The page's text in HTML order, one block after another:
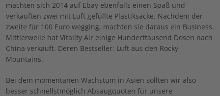
machten sich 2014 auf Ebay ebenfalls einen Spaß und
verkauften zwei mit Luft gefüllte Plastiksäcke. Nachdem der
zweite für 100 Euro wegging, machten sie daraus ein Business.
Mittlerweile hat Vitality Air einige Hunderttausend Dosen nach
China verkauft. Deren Bestseller: Luft aus den Rocky
Mountains.
Bei dem momentanen Wachstum in Asien sollten wir also
besser schnellstmöglich Absaugquoten für unsere